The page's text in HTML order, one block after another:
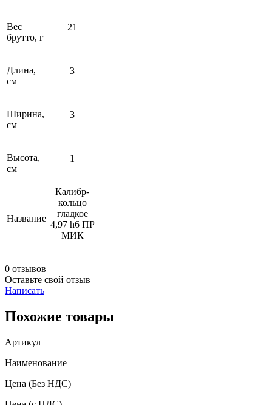
Вес
брутто, г
21
Длина,
см
3
Ширина,
см
3
Высота,
см
1
Название
Калибр-
кольцо
гладкое
4,97 h6 ПР
МИК
0 отзывов
Оставьте свой отзыв
Написать
Похожие товары
Артикул
Наименование
Цена (Без НДС)